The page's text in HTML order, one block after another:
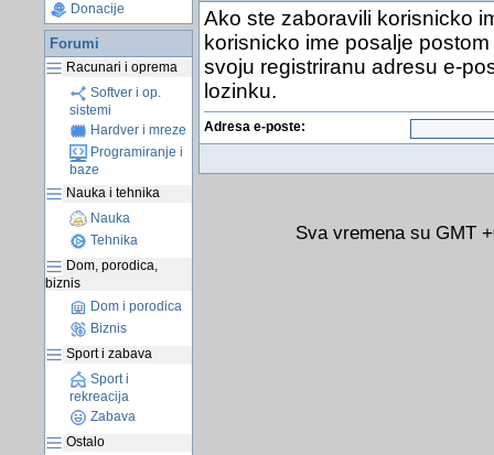
Donacije
Forumi
Racunari i oprema
Softver i op.
sistemi
Hardver i mreze
Programiranje i
baze
Nauka i tehnika
Nauka
Tehnika
Dom, porodica,
biznis
Dom i porodica
Biznis
Sport i zabava
Sport i
rekreacija
Zabava
Ostalo
Ako ste zaboravili korisnicko
korisnicko ime posalje
svoju registriranu adresu e-
lozinku.
Adresa e-poste:
Sva vremena su GMT